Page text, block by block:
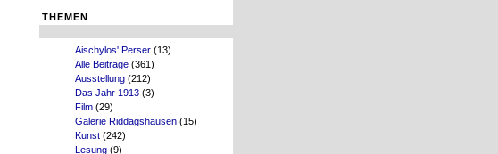
THEMEN
Aischylos' Perser (13)
Alle Beiträge (361)
Ausstellung (212)
Das Jahr 1913 (3)
Film (29)
Galerie Riddagshausen (15)
Kunst (242)
Lesung (9)